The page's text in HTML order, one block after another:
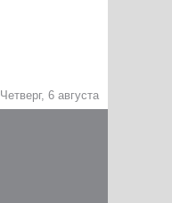
Четверг, 6 августа